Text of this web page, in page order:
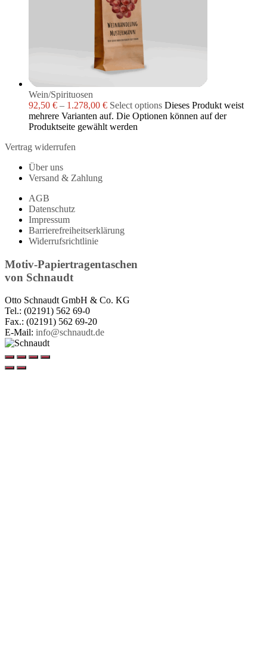
Wein/Spirituosen
92,50 € – 1.278,00 € Select options Dieses Produkt weist
mehrere Varianten auf. Die Optionen können auf der
Produktseite gewählt werden
Vertrag widerrufen
Über uns
Versand & Zahlung
AGB
Datenschutz
Impressum
Barrierefreiheitserklärung
Widerrufsrichtlinie
Motiv-Papiertragentaschen
von Schnaudt
Otto Schnaudt GmbH & Co. KG
Tel.: (02191) 562 69-0
Fax.: (02191) 562 69-20
E-Mail: info@schnaudt.de